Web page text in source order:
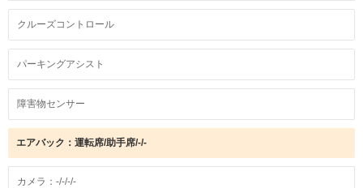
クルーズコントロール
パーキングアシスト
障害物センサー
エアバック：運転席/助手席/-/-
カメラ：-/-/-/-